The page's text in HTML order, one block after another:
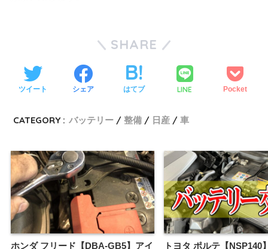
SHARE
ツイート シェア はてブ LINE Pocket
CATEGORY : バッテリー 整備 日産 車
ホンダ フリード【DBA-GB5】アイ トヨタ ポルテ【NSP140